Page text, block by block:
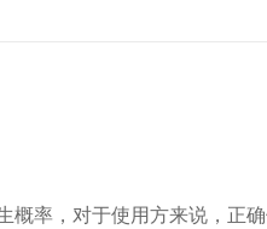
率，对于使用方来说，正